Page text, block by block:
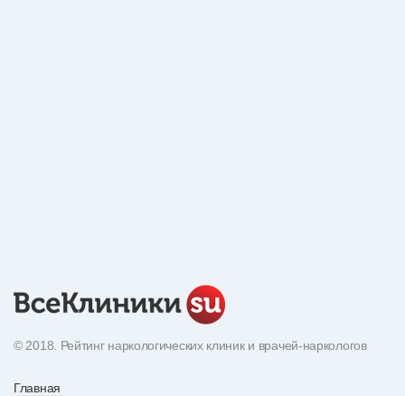
© 2018. Рейтинг наркологических клиник и врачей-наркологов
Главная